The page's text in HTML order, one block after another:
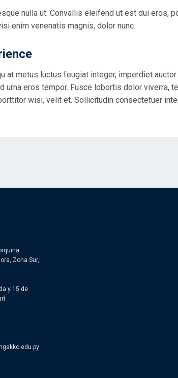
nulla ut. Convallis eleifend ut est dui eros,
enim venenatis magnis, dolor nunc.
at metus luctus feugiat integer, imperdiet
urna eros tempor. Fusce lobortis dolor viverra,
wisi, velit et. Sollicitudin consectetuer
Zona Sur,
y 15 de